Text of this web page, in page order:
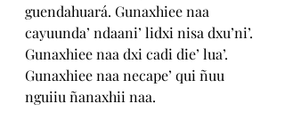
guendahuará. Gunaxhiee naa
cayuunda’ ndaani’ lidxi nisa dxu’ni’.
Gunaxhiee naa dxi cadi die’ lua’.
Gunaxhiee naa necape’ qui ñuu
nguiiu ñanaxhii naa.